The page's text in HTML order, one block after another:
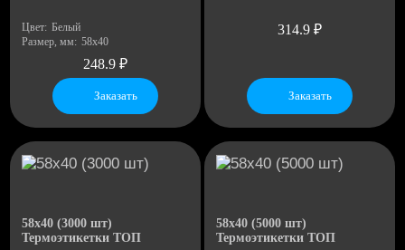
Цвет: Белый
Размер, мм: 58х40
248.9₽
Заказать
28
314.9₽
Заказать
24
58х40 (3000 шт)
Термоэтикетки ТОП
58х40 (5000 шт)
Термоэтикетки ТОП